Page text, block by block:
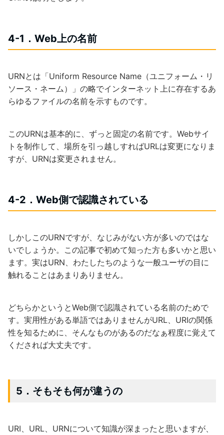
4-1．Web上の名前
URNとは「Uniform Resource Name（ユニフォーム・リ
ソース・ネーム）」の略でインターネット上に存在するあ
らゆるファイルの名前を示すものです。
このURNは基本的に、ずっと固定の名前です。Webサイ
トを制作して、場所を引っ越しすればURLは変更になりま
すが、URNは変更されません。
4-2．Web側で認識されている
しかしこのURNですが、なじみがない方が多いのではな
いでしょうか。この記事で初めて知った方も多いかと思い
ます。実はURN、わたしたちのような一般ユーザの目に
触れることはあまりありません。
どちらかというとWeb側で認識されている名前のためで
す。実用性がある単語ではありませんがURL、URIの関係
性を知るために、そんなものがあるのだなぁ程度に覚えて
くだされば大丈夫です。
5．そもそも何が違うの
URI、URL、URNについて知識が深まったと思いますが、